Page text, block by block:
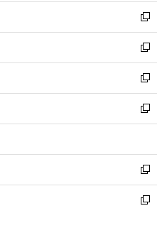
く
で
開
く
ン
ド
ウ
で
開
く
ウ
ィ
ン
ド
ウ
で
開
く
し
い
ウ
ィ
ン
ド
ウ
で
開
新
し
い
ウ
ィ
ン
ド
ウ
開
く
新
し
い
ウ
ィ
ン
ウ
で
開
く
新
し
い
ウ
ン
ド
ウ
で
新
し
ウ
ィ
ン
ド
新
し
い
新